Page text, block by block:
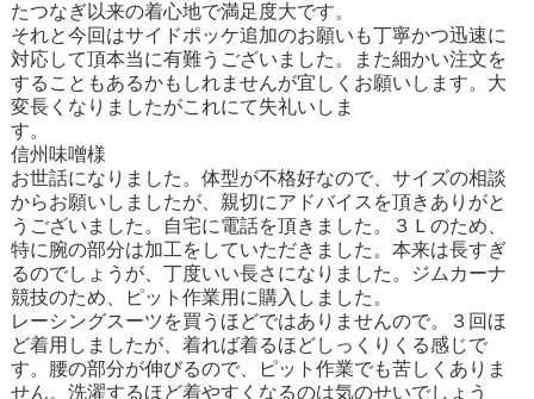
たつなぎ以来の着心地で満足度大です。
それと今回はサイドポッケ追加のお願いも丁寧かつ迅速に
対応して頂本当に有難うございました。また細かい注文を
することもあるかもしれませんが宜しくお願いします。大
変長くなりましたがこれにて失礼いしま
す。
信州味噌様
お世話になりました。体型が不格好なので、サイズの相談
からお願いしましたが、親切にアドバイスを頂きありがと
うございました。自宅に電話を頂きました。３Ｌのため、
特に腕の部分は加工をしていただきました。本来は長すぎ
るのでしょうが、丁度いい長さになりました。ジムカーナ
競技のため、ピット作業用に購入しました。
レーシングスーツを買うほどではありませんので。３回ほ
ど着用しましたが、着れば着るほどしっくりくる感じで
す。腰の部分が伸びるので、ピット作業でも苦しくありま
せん。洗濯するほど着やすくなるのは気のせいでしょう